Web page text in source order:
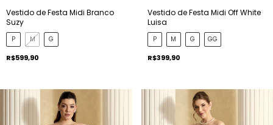
Vestido de Festa Midi Branco
Suzy
P M G
R$599,90
Vestido de Festa Midi Off White
Luisa
P M G GG
R$399,90